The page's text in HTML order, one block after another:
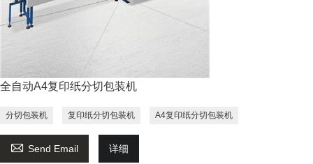
全自动A4复印纸分切包装机
分切包装机 复印纸分切包装机 A4复印纸分切包装机
 Send Email 详细